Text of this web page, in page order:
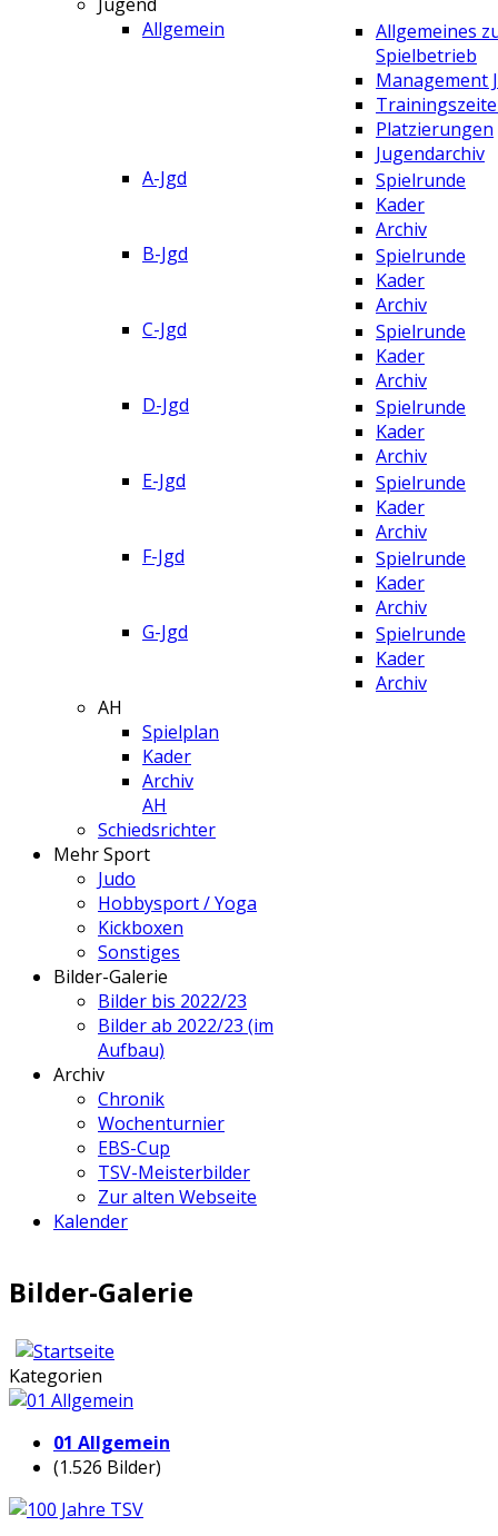
Jugend
Allgemein
Allgemeines
Spielbetrieb
Management
Platzierungen
Jugendarchiv
A-Jgd
Spielrunde
Kader
Archiv
B-Jgd
Spielrunde
Kader
Archiv
C-Jgd
Spielrunde
Kader
Archiv
D-Jgd
Spielrunde
Kader
Archiv
E-Jgd
Spielrunde
Kader
Archiv
F-Jgd
Spielrunde
Kader
Archiv
G-Jgd
Spielrunde
Kader
Archiv
AH
Spielplan
Kader
Archiv
AH
Schiedsrichter
Mehr Sport
Judo
Hobbysport / Yoga
Kickboxen
Sonstiges
Bilder-Galerie
Bilder bis 2022/23
Bilder ab 2022/23 (im
Aufbau)
Archiv
Chronik
Wochenturnier
EBS-Cup
TSV-Meisterbilder
Zur alten Webseite
Kalender
Bilder-Galerie
Kategorien
01 Allgemein
(1.526 Bilder)